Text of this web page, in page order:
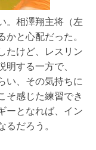
。相澤翔主将（左
と心配だった。
たけど、レスリン
明する一方で、
い、その気持ちに
そ感じた練習でき
ーとなれば、イン
るだろう。